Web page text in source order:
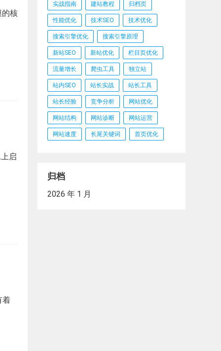
的核
启
着
实战指南 建站教程 归档页
性能优化 技术SEO 技术优化
搜索引擎优化 搜索引擎原理
新站SEO 新站优化 栏目页优化
流量增长 爬虫工具 独立站
站内SEO 站长实战 站长工具
站长经验 竞争分析 网站优化
网站结构 网站诊断 网站运营
网站速度 长尾关键词 首页优化
归档
2026 年 1 月